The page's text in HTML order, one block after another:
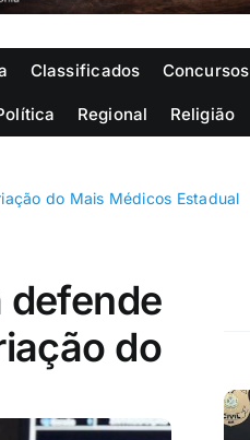
Classificados Concursos
Regional Religião
do Mais Médicos Estadual
defende
do